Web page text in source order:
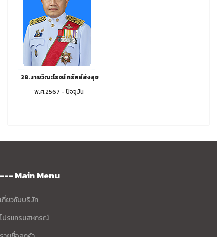
28.นายวิณะโรจน์ ทรัพย์ส่งสุข
พ.ศ.2567 - ปัจจุบัน
--- Main Menu
เกี่ยวกับบริษัท
โปรแกรมสหกรณ์